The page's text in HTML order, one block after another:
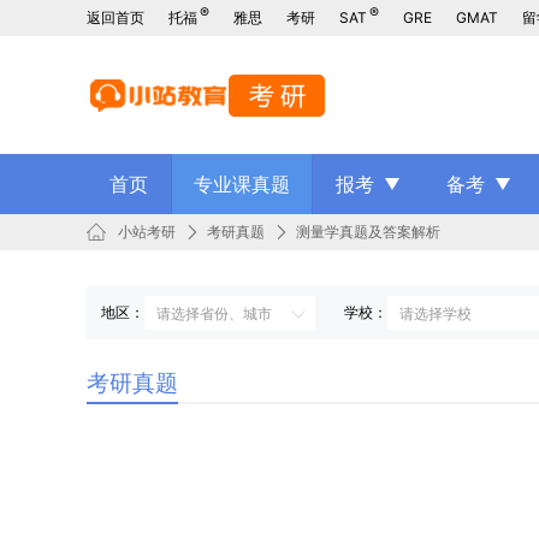
返回首页 托福® 雅思 考研 SAT ® GRE GMAT
首页 专业课真题 报考 备考
小站考研 考研真题 测量学真题及答案解析
地区： 学校：
考研真题